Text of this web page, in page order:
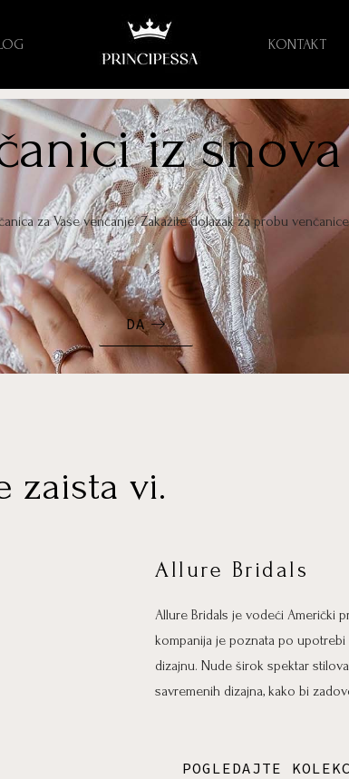
KONTAKT
iz snova
za Vaše venčanje. Zakažite dolazak za probu
DA
zaista vi.
Allure Bridals
Allure Bridals je vodeći Američki
kompanija je poznata po
dizajnu. Nude širok spektar
savremenih dizajna, kako bi
POGLEDAJTE